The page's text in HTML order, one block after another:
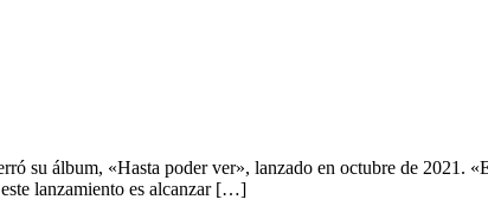
su álbum, «Hasta poder ver», lanzado en octubre de 2021.
lanzamiento es alcanzar […]